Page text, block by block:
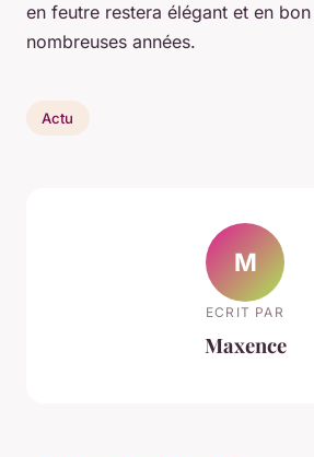
en feutre restera élégant et en
nombreuses années.
Actu
M
ECRIT PAR
Maxence